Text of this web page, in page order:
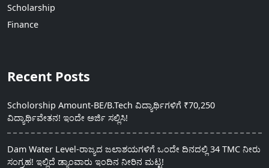
Scholarship
Finance
Recent Posts
Scholorship Amount-BE/B.Tech ವಿದ್ಯಾರ್ಥಿಗಳಿಗೆ ₹70,250
ವಿದ್ಯಾರ್ಥಿವೇತನ! ಇಂದೇ ಅರ್ಜಿ ಸಲ್ಲಿಸಿ!
Dam Water Level-ರಾಜ್ಯದ ಜಲಾಶಯಗಳಿಗೆ ಒಂದೇ ದಿನದಲ್ಲಿ 34 TMC ನೀರು
ಸಂಗ್ರಹ! ಇಲ್ಲಿದೆ ಡ್ಯಾಂವಾರು ಇಂದಿನ ನೀರಿನ ಮಟ್ಟ!